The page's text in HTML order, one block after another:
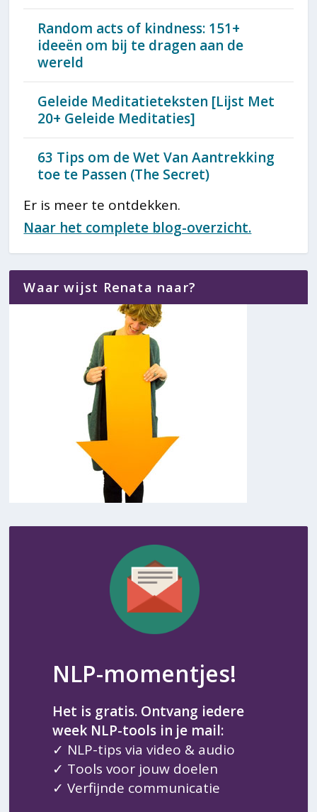
Random acts of kindness: 151+
ideeën om bij te dragen aan de
wereld
Geleide Meditatieteksten [Lijst Met
20+ Geleide Meditaties]
63 Tips om de Wet Van Aantrekking
toe te Passen (The Secret)
Er is meer te ontdekken.
Naar het complete blog-overzicht.
Waar wijst Renata naar?
NLP-momentjes!
Het is gratis. Ontvang iedere
week NLP-tools in je mail:
✓ NLP-tips via video & audio
✓ Tools voor jouw doelen
✓ Verfijnde communicatie